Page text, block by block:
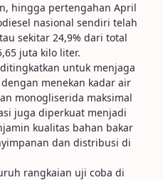
hingga pertengahan April
nasional sendiri telah
sekitar 24,9% dari total
juta kilo liter.
untuk menjaga
menekan kadar air
monogliserida maksimal
juga diperkuat menjadi
kualitas bahan bakar
dan distribusi di
rangkaian uji coba di